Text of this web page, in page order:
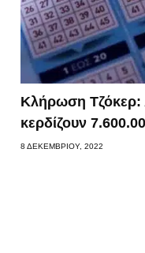
Κλήρωση Τζόκερ:
κερδίζουν
8 ΔΕΚΕΜΒΡΊΟΥ, 2022